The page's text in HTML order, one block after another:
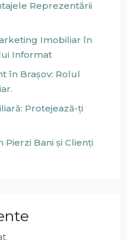
Reprezentării
Imobiliar în
Informat
în Brașov: Rolul
Protejează-ți
Bani și Clienți